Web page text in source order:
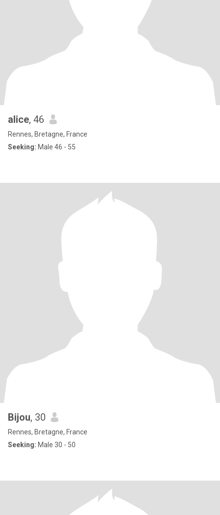
alice, 46
Rennes, Bretagne, France
Seeking: Male 46 - 55
Bijou, 30
Rennes, Bretagne, France
Seeking: Male 30 - 50